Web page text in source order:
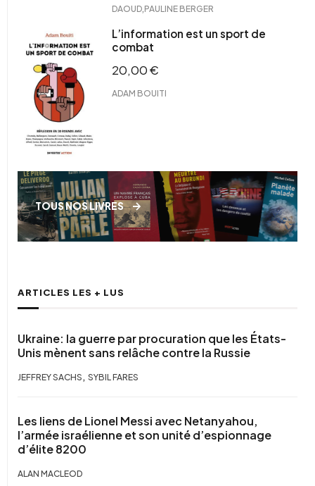
DAOUD PAULINE BERGER
L’information est un sport de
combat
20,00€
ADAM BOUITI
TOUS NOS LIVRES
ARTICLES LES + LUS
Ukraine: la guerre par procuration que les États-
Unis mènent sans relâche contre la Russie
JEFFREY SACHS, SYBIL FARES
Les liens de Lionel Messi avec Netanyahou,
l’armée israélienne et son unité d’espionnage
d’élite 8200
ALAN MACLEOD